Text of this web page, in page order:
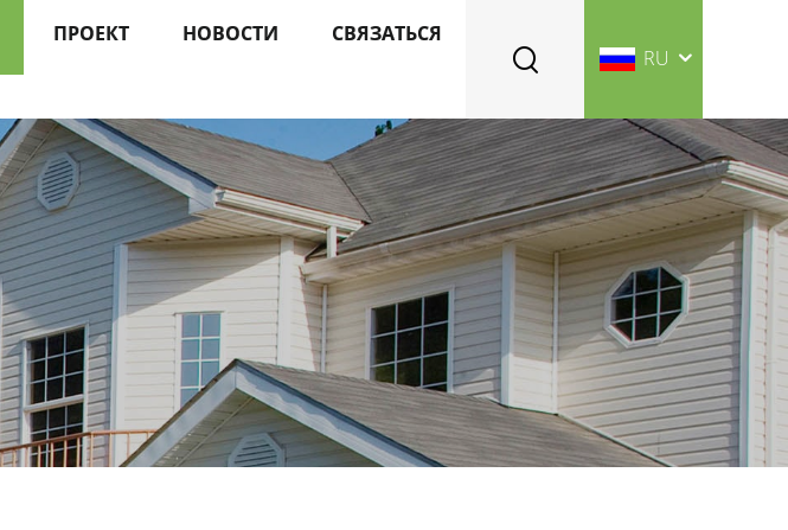
ПРОЕКТ НОВОСТИ
СВЯЗАТЬСЯ
RU